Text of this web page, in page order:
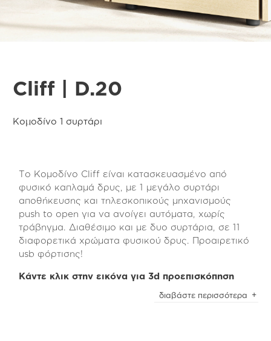
Cliff | D.20
Κομοδίνο 1 συρτάρι
Το Κομοδίνο Cliff είναι κατασκευασμένο από
φυσικό καπλαμά δρυς, με 1 μεγάλο συρτάρι
αποθήκευσης και τηλεσκοπικούς μηχανισμούς
push to open για να ανοίγει αυτόματα, χωρίς
τράβηγμα. Διαθέσιμο και με δυο συρτάρια, σε 11
διαφορετικά χρώματα φυσικού δρυς. Προαιρετικό
usb φόρτισης!
Κάντε κλικ στην εικόνα για 3d προεπισκόπηση
Ο φυσικός δρύινος καπλαμάς, έχει ιδιαίτερα
διαβάστε περισσότερα